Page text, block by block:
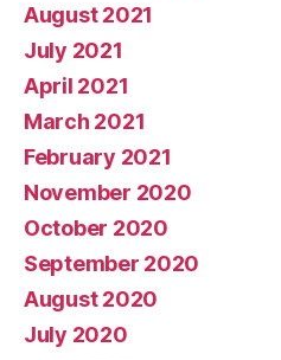
August 2021
July 2021
April 2021
March 2021
February 2021
November 2020
October 2020
September 2020
August 2020
July 2020